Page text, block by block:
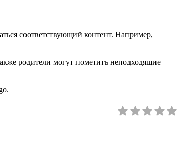
соответствующий контент. Например,
родители могут пометить неподходящие